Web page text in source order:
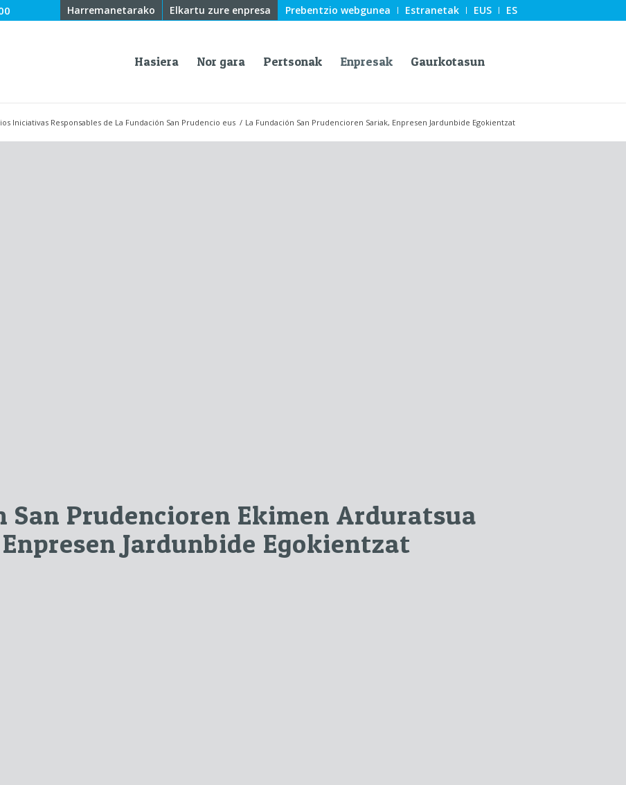
Harremanetarako Elkartu zure enpresa Prebentzio webgunea Estranetak EUS ES
Hasiera Nor gara Pertsonak Enpresak Gaurkotasun
Iniciativas Responsables de La Fundación San Prudencio eus / La Fundación San Prudencioren Sariak, Enpresen Jardunbide Egokientzat
San Prudencioren Ekimen Arduratsua
Jardunbide Egokientzat